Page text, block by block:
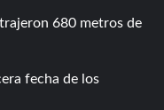
680 metros de
fecha de los